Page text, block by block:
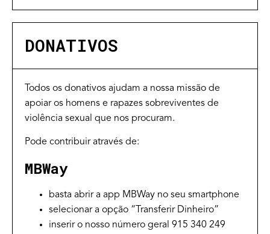
DONATIVOS
Todos os donativos ajudam a nossa missão de
apoiar os homens e rapazes sobreviventes de
violência sexual que nos procuram.
Pode contribuir através de:
MBWay
basta abrir a app MBWay no seu smartphone
selecionar a opção “Transferir Dinheiro”
inserir o nosso número geral 915 340 249